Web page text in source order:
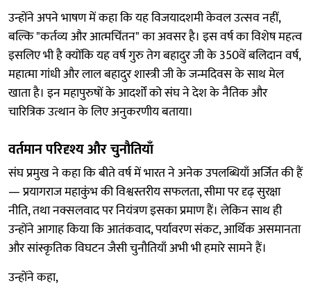
उन्होंने अपने भाषण में कहा कि यह विजयादशमी केवल उत्सव नहीं,
बल्कि "कर्तव्य और आत्मचिंतन" का अवसर है। इस वर्ष का विशेष महत्व
इसलिए भी है क्योंकि यह वर्ष गुरु तेग बहादुर जी के 350वें बलिदान वर्ष,
महात्मा गांधी और लाल बहादुर शास्त्री जी के जन्मदिवस के साथ मेल
खाता है। इन महापुरुषों के आदर्शों को संघ ने देश के नैतिक और
चारित्रिक उत्थान के लिए अनुकरणीय बताया।
वर्तमान परिदृश्य और चुनौतियाँ
संघ प्रमुख ने कहा कि बीते वर्ष में भारत ने अनेक उपलब्धियाँ अर्जित की हैं
— प्रयागराज महाकुंभ की विश्वस्तरीय सफलता, सीमा पर दृढ़ सुरक्षा
नीति, तथा नक्सलवाद पर नियंत्रण इसका प्रमाण हैं। लेकिन साथ ही
उन्होंने आगाह किया कि आतंकवाद, पर्यावरण संकट, आर्थिक असमानता
और सांस्कृतिक विघटन जैसी चुनौतियाँ अभी भी हमारे सामने हैं।
उन्होंने कहा,